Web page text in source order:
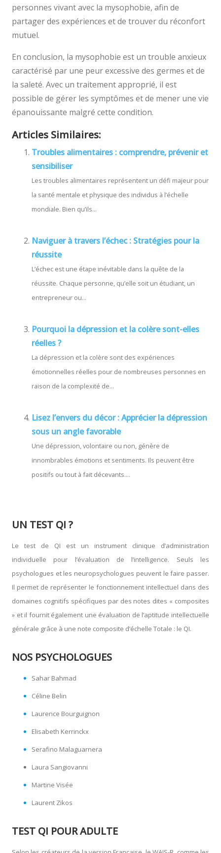
UN TEST QI ?
Le test de QI est un instrument clinique d’administration
individuelle pour l’évaluation de l’intelligence. Seuls les
psychologues et les neuropsychologues peuvent le faire passer.
Il permet de représenter le fonctionnement intellectuel dans des
domaines cognitifs spécifiques par des notes dites « composites
» et il fournit également une évaluation de l’aptitude intellectuelle
générale grâce à une note composite d’échelle Totale : le QI.
NOS PSYCHOLOGUES
Sahar Bahmad
Céline Belin
Laurence Bourguignon
Elisabeth Kerrinckx
Serafino Malaguarnera
Laura Sangiovanni
Martine Visée
Laurent Zikos
TEST QI POUR ADULTE
personnes vivant avec la mysophobie, afin de
partager des expériences et de trouver du réconfort
mutuel.
En conclusion, la mysophobie est un trouble anxieux
caractérisé par une peur excessive des germes et de
la saleté. Avec un traitement approprié, il est
possible de gérer les symptômes et de mener une vie
épanouissante malgré cette condition.
Articles Similaires:
Troubles alimentaires : comprendre, prévenir et
sensibiliser
Les troubles alimentaires représentent un défi majeur pour
la santé mentale et physique des individus à l’échelle
mondiale. Bien qu’ils...
Naviguer à travers l’échec : Stratégies pour la
réussite
L’échec est une étape inévitable dans la quête de la
réussite. Chaque personne, qu’elle soit un étudiant, un
entrepreneur ou...
Pourquoi la dépression et la colère sont-elles
réelles ?
La dépression et la colère sont des expériences
émotionnelles réelles pour de nombreuses personnes en
raison de la complexité de...
Lisez l’envers du décor : Apprécier la dépression
sous un angle favorable
Une dépression, volontaire ou non, génère de
innombrables émotions et sentiments. Ils peuvent être
positifs ou tout à fait décevants....